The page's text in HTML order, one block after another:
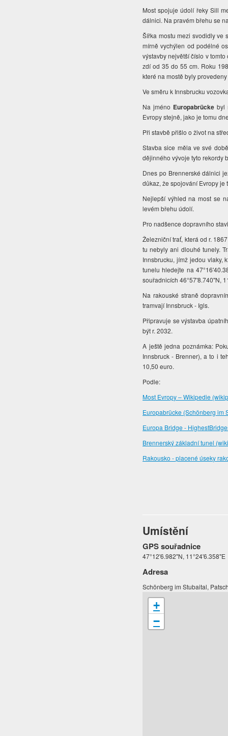
Most spojuje údolí řeky Sill
dálnici. Na pravém břehu se
Šířka mostu mezi svodidly ve
mírně vychýlen od podélné
výstavby největší číslo v
zdí od 35 do 55 cm. Roku
které na mostě byly
Ve směru k Innsbrucku
Na jméno Europabrücke byl
Evropy stejně, jako je tomu
Při stavbě přišlo o život na
Stavba sice měla ve své
dějinného vývoje tyto rekordy
Dnes po Brennerské dálnici
důkaz, že spojování Evropy
Nejlepší výhled na most se
levém břehu údolí.
Pro nadšence dopravního
Železniční trať, která od r.
tu nebyly ani dlouhé tunely.
Innsbrucku, jímž jedou vlaky,
tunelu hledejte na
souřadnicích 46°57'8.740"N,
Na rakouské straně
tramvají Innsbruck - Igls.
Připravuje se výstavba
být r. 2032.
A ještě jedna poznámka:
Innsbruck - Brenner), a to i
10,50 euro.
Podle:
Most Evropy – Wikipedie
Europabrücke (Schönberg im
Europa Bridge -
Brennerský základní tunel
Rakousko - placené úseky
Umístění
GPS souřadnice
47°12'6.982"N, 11°24'6.358"E
Adresa
Schönberg im Stubaital,
+
−